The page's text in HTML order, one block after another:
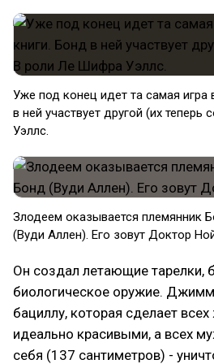
Уже под конец идет та самая игра
в ней участвует другой (их
Уэллс.
Злодеем оказывается племянник
(Вуди Аллен). Его зовут Доктор
Он создал летающие тарелки,
биологическое оружие.
бациллу, которая сделает
идеально красивыми, а всех
себя (137 сантиметров) -